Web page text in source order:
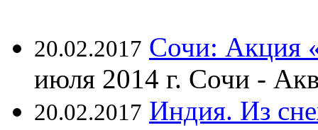
20.02.2017 Сочи: Акция
июля 2014 г. Сочи -
20.02.2017 Индия. Из